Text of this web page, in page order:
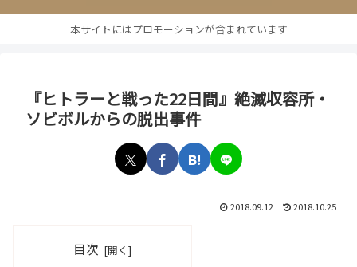
本サイトにはプロモーションが含まれています
『ヒトラーと戦った22日間』絶滅収容所・
ソビボルからの脱出事件
2018.09.12 2018.10.25
目次